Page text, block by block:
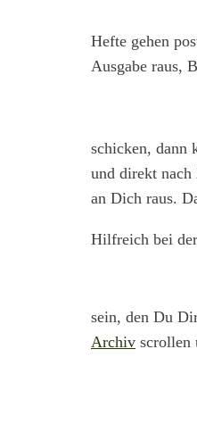
Hefte gehen
Ausgabe raus,
schicken, dann
und direkt nach
an Dich raus.
Hilfreich bei
sein, den Du
Archiv scrollen